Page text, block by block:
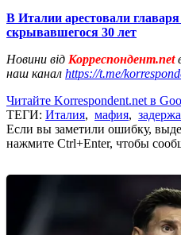
В Италии арестовали
скрывавшегося 30 лет
Новини від Корреспондент.net
наш канал https://t.me/
Читайте Korrespondent.net в
ТЕГИ: Италия, мафия,
Если вы заметили ошибку,
нажмите Ctrl+Enter, чтобы